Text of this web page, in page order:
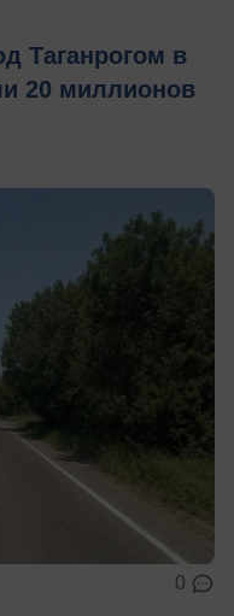
Таганрогом в
20 миллионов
0